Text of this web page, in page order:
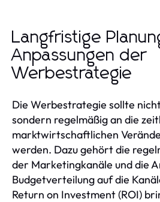
Langfristige
Anpassungen der
Werbestrategie
Die Werbestrategie sollte
sondern regelmäßig an die
marktwirtschaftlichen
werden. Dazu gehört die
der Marketingkanäle und die
Budgetverteilung auf die
Return on Investment (ROI)